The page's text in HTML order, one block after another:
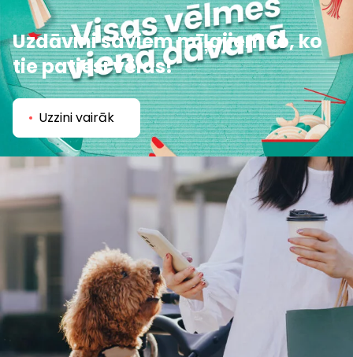
Uzdāvini saviem mīļajiem to, ko
tie patiesi vēlas!
Uzzini vairāk